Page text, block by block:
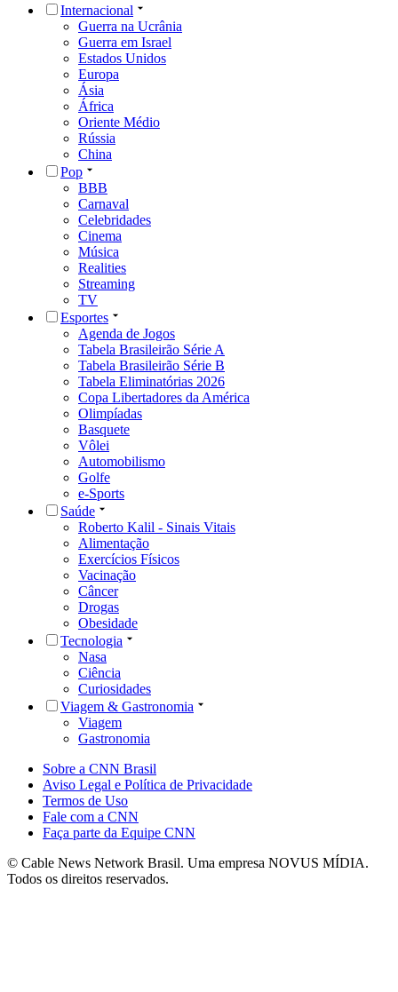
Internacional
Guerra na Ucrânia
Guerra em Israel
Estados Unidos
Europa
Ásia
África
Oriente Médio
Rússia
China
Pop
BBB
Carnaval
Celebridades
Cinema
Música
Realities
Streaming
TV
Esportes
Agenda de Jogos
Tabela Brasileirão Série A
Tabela Brasileirão Série B
Tabela Eliminatórias 2026
Copa Libertadores da América
Olimpíadas
Basquete
Vôlei
Automobilismo
Golfe
e-Sports
Saúde
Roberto Kalil - Sinais Vitais
Alimentação
Exercícios Físicos
Vacinação
Câncer
Drogas
Obesidade
Tecnologia
Nasa
Ciência
Curiosidades
Viagem & Gastronomia
Viagem
Gastronomia
Sobre a CNN Brasil
Aviso Legal e Política de Privacidade
Termos de Uso
Fale com a CNN
Faça parte da Equipe CNN
© Cable News Network Brasil. Uma empresa NOVUS MÍDIA.
Todos os direitos reservados.